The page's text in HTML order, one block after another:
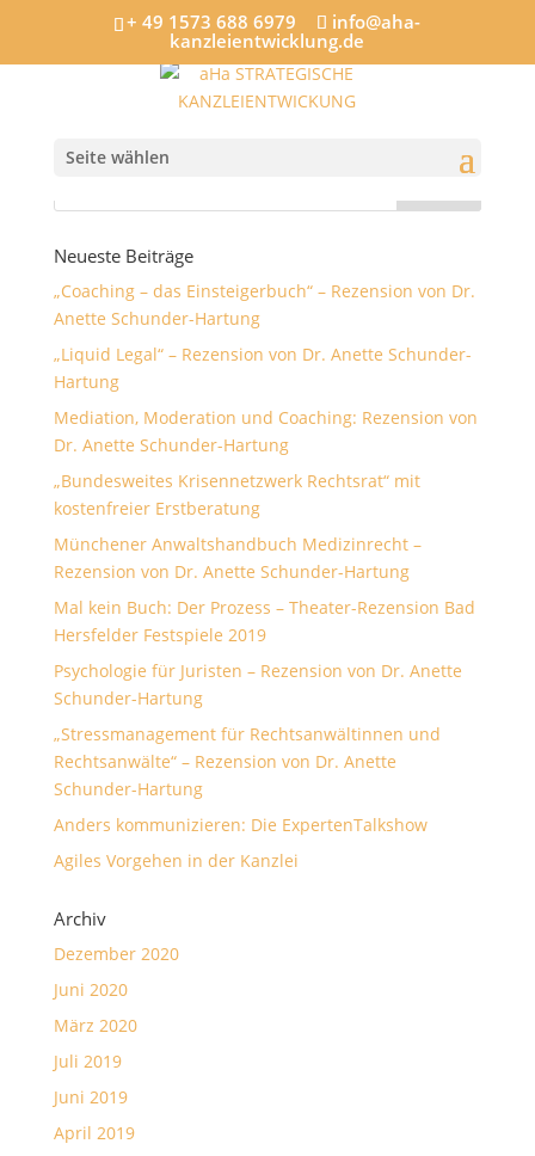
+ 49 1573 688 6979
info@aha-
kanzleientwicklung.de
Seite wählen
Neueste Beiträge
„Coaching – das Einsteigerbuch“ – Rezension von Dr.
Anette Schunder-Hartung
„Liquid Legal“ – Rezension von Dr. Anette Schunder-
Hartung
Mediation, Moderation und Coaching: Rezension von
Dr. Anette Schunder-Hartung
„Bundesweites Krisennetzwerk Rechtsrat“ mit
kostenfreier Erstberatung
Münchener Anwaltshandbuch Medizinrecht –
Rezension von Dr. Anette Schunder-Hartung
Mal kein Buch: Der Prozess – Theater-Rezension Bad
Hersfelder Festspiele 2019
Psychologie für Juristen – Rezension von Dr. Anette
Schunder-Hartung
„Stressmanagement für Rechtsanwältinnen und
Rechtsanwälte“ – Rezension von Dr. Anette
Schunder-Hartung
Anders kommunizieren: Die ExpertenTalkshow
Agiles Vorgehen in der Kanzlei
Archiv
Dezember 2020
Juni 2020
März 2020
Juli 2019
Juni 2019
April 2019